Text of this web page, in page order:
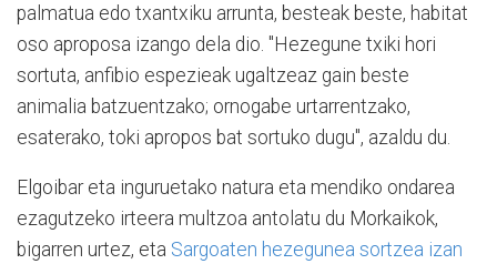
palmatua edo txantxiku arrunta, besteak beste, habitat
oso aproposa izango dela dio. "Hezegune txiki hori
sortuta, anfibio espezieak ugaltzeaz gain beste
animalia batzuentzako; ornogabe urtarrentzako,
esaterako, toki apropos bat sortuko dugu", azaldu du.
Elgoibar eta inguruetako natura eta mendiko ondarea
ezagutzeko irteera multzoa antolatu du Morkaikok,
bigarren urtez, eta Sargoaten hezegunea sortzea izan